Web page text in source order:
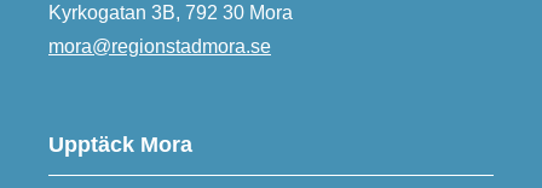
Kyrkogatan 3B, 792 30 Mora
mora@regionstadmora.se
Upptäck Mora